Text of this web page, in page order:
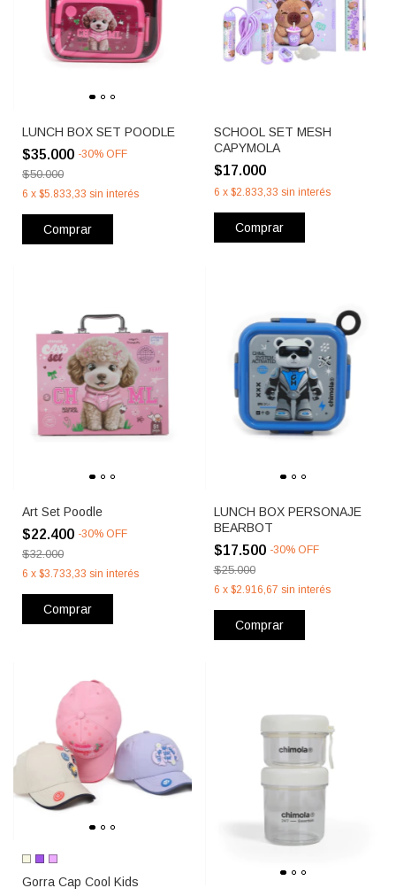
LUNCH BOX SET POODLE
$35.000 -30% OFF
$50.000
6 x $5.833,33 sin interés
Comprar
SCHOOL SET MESH
CAPYMOLA
$17.000
6 x $2.833,33 sin interés
Comprar
Art Set Poodle
$22.400 -30% OFF
$32.000
6 x $3.733,33 sin interés
Comprar
LUNCH BOX PERSONAJE
BEARBOT
$17.500 -30% OFF
$25.000
6 x $2.916,67 sin interés
Comprar
Gorra Cap Cool Kids